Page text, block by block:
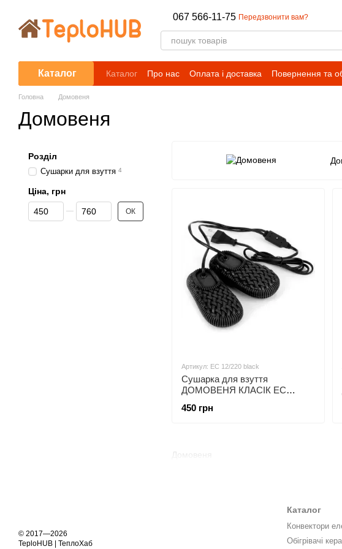
067 566-11-75 Передзвонити вам?
Каталог Каталог Про нас Оплата і доставка Повернення та
Головна Домовеня
Домовеня
Домовеня
Артикул: EC 12/220 black
Сушарка для взуття
ДОМОВЕНЯ КЛАСІК EС
450 грн
Розділ
Сушарки для взуття 4
Ціна, грн
Від Ціна, грн
До Ціна, грн ОК
© 2017—2026
TeploHUB | ТеплоХаб
Каталог
Конвектори
Обігрівачі